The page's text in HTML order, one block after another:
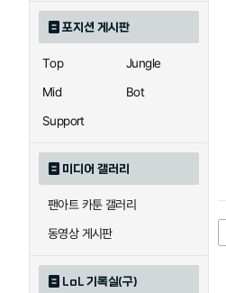
포지션 게시판
Top
Jungle
Mid
Bot
Support
미디어 갤러리
팬아트 카툰 갤러리
동영상 게시판
LoL 기록실(구)